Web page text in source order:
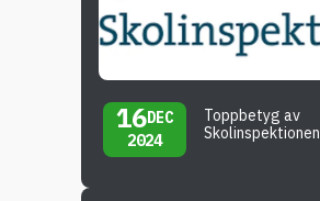
16DEC
2024
Toppbetyg av
Skolinspektionen